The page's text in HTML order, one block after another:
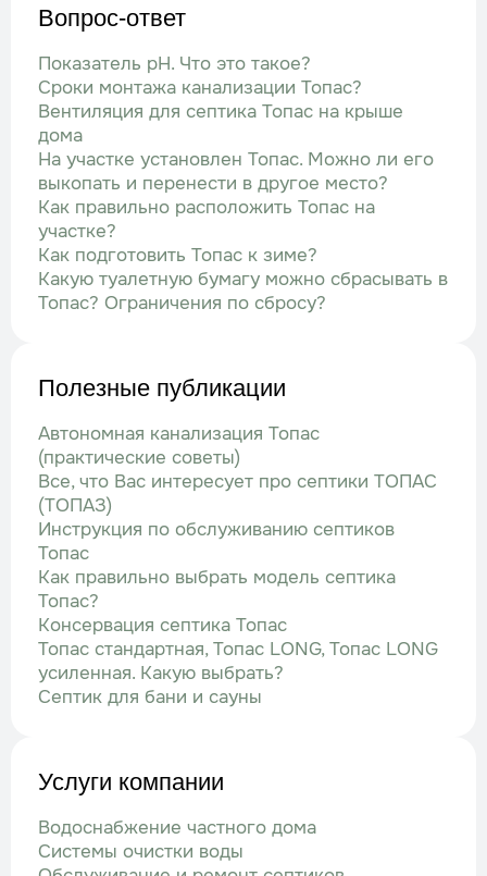
Вопрос-ответ
Показатель рН. Что это такое?
Сроки монтажа канализации Топас?
Вентиляция для септика Топас на крыше
дома
На участке установлен Топас. Можно ли его
выкопать и перенести в другое место?
Как правильно расположить Топас на
участке?
Как подготовить Топас к зиме?
Какую туалетную бумагу можно сбрасывать в
Топас? Ограничения по сбросу?
Полезные публикации
Автономная канализация Топас
(практические советы)
Все, что Вас интересует про септики ТОПАС
(ТОПАЗ)
Инструкция по обслуживанию септиков
Топас
Как правильно выбрать модель септика
Топас?
Консервация септика Топас
Топас стандартная, Топас LONG, Топас LONG
усиленная. Какую выбрать?
Септик для бани и сауны
Услуги компании
Водоснабжение частного дома
Системы очистки воды